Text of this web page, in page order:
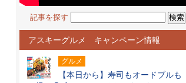
記事を探す
アスキーグルメ キャンペーン情報
グルメ
【本日から】寿司もオードブルも